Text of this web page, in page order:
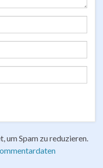
um Spam zu reduzieren.